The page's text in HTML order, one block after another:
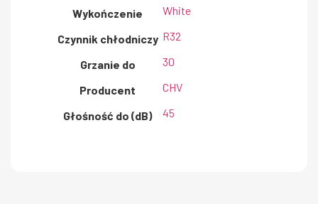
Wykończenie White
Czynnik chłodniczy R32
Grzanie do 30
Producent CHV
Głośność do (dB) 45